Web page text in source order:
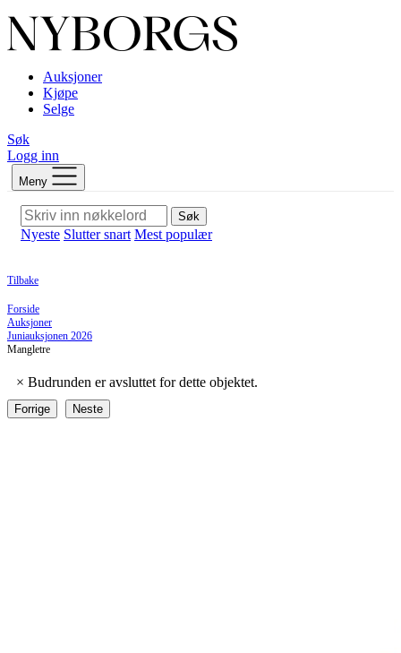
Auksjoner
Kjøpe
Selge
Søk
Logg inn
Meny
Søk
Nyeste Slutter snart Mest populær
Tilbake
Forside
Auksjoner
Juniauksjonen 2026
Mangletre
× Budrunden er avsluttet for dette objektet.
Forrige Neste